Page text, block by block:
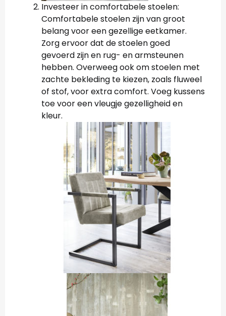
Investeer in comfortabele stoelen:
Comfortabele stoelen zijn van groot
belang voor een gezellige eetkamer.
Zorg ervoor dat de stoelen goed
gevoerd zijn en rug- en armsteunen
hebben. Overweeg ook om stoelen met
zachte bekleding te kiezen, zoals fluweel
of stof, voor extra comfort. Voeg kussens
toe voor een vleugje gezelligheid en
kleur.